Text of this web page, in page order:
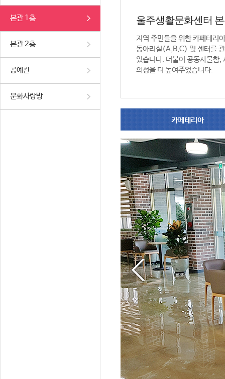
본관 1층
본관 2층
공예관
문화사랑방
울주생활문화센터
지역 주민들을 위한 카페테리
동아리실(A,B,C) 및 센터를
있습니다. 더불어 공동사물함,
의성을 더 높여주었습니다.
카페테리아